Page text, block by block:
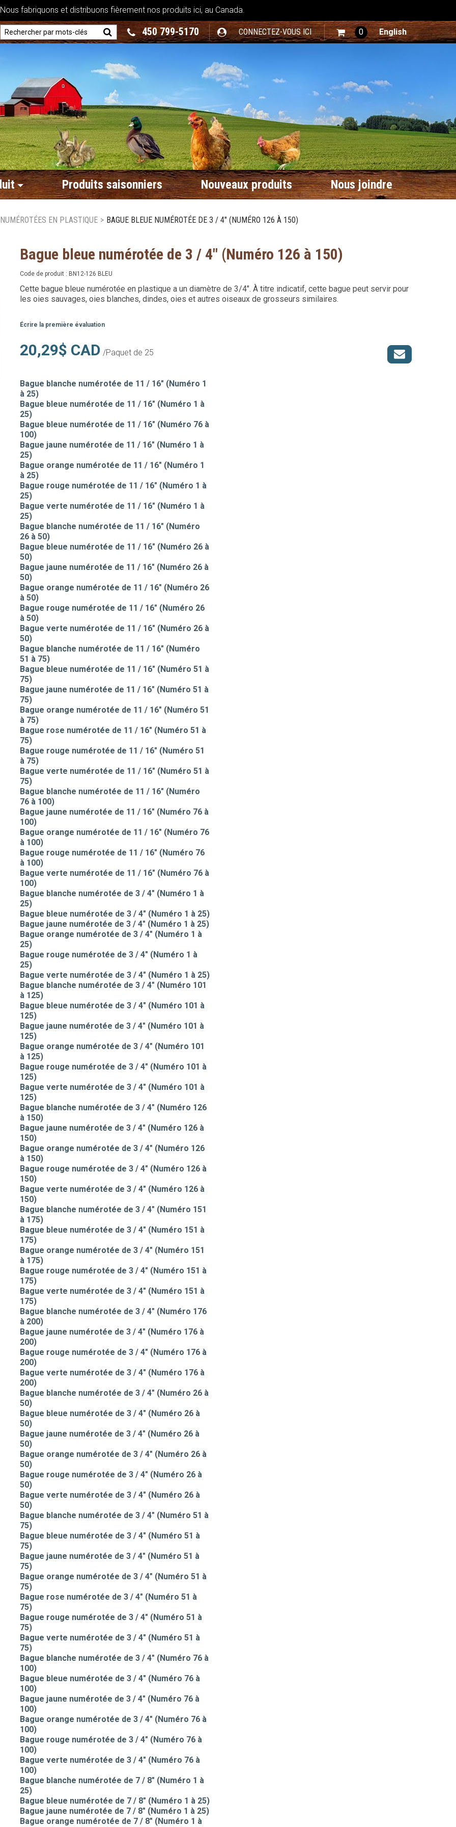
Nous fabriquons et distribuons fièrement nos produits ici, au Canada.
450 799-5170 CONNECTEZ-VOUS ICI 0 English
Produits saisonniers Nouveaux produits Nous joindre
EN PLASTIQUE > BAGUE BLEUE NUMÉROTÉE DE 3 / 4" (NUMÉRO 126 À 150)
Bague bleue numérotée de 3 / 4" (Numéro 126 à 150)
Code de produit : BN12-126 BLEU
Cette bague bleue numérotée en plastique a un diamètre de 3/4". À titre indicatif, cette bague peut servir pour
les oies sauvages, oies blanches, dindes, oies et autres oiseaux de grosseurs similaires.
Écrire la première évaluation
20,29$ CAD /Paquet de 25
Bague blanche numérotée de 11 / 16" (Numéro 1
à 25)
Bague bleue numérotée de 11 / 16" (Numéro 1 à
25)
Bague bleue numérotée de 11 / 16" (Numéro 76 à
100)
Bague jaune numérotée de 11 / 16" (Numéro 1 à
25)
Bague orange numérotée de 11 / 16" (Numéro 1
à 25)
Bague rouge numérotée de 11 / 16" (Numéro 1 à
25)
Bague verte numérotée de 11 / 16" (Numéro 1 à
25)
Bague blanche numérotée de 11 / 16" (Numéro
26 à 50)
Bague bleue numérotée de 11 / 16" (Numéro 26 à
50)
Bague jaune numérotée de 11 / 16" (Numéro 26 à
50)
Bague orange numérotée de 11 / 16" (Numéro 26
à 50)
Bague rouge numérotée de 11 / 16" (Numéro 26
à 50)
Bague verte numérotée de 11 / 16" (Numéro 26 à
50)
Bague blanche numérotée de 11 / 16" (Numéro
51 à 75)
Bague bleue numérotée de 11 / 16" (Numéro 51 à
75)
Bague jaune numérotée de 11 / 16" (Numéro 51 à
75)
Bague orange numérotée de 11 / 16" (Numéro 51
à 75)
Bague rose numérotée de 11 / 16" (Numéro 51 à
75)
Bague rouge numérotée de 11 / 16" (Numéro 51
à 75)
Bague verte numérotée de 11 / 16" (Numéro 51 à
75)
Bague blanche numérotée de 11 / 16" (Numéro
76 à 100)
Bague jaune numérotée de 11 / 16" (Numéro 76 à
100)
Bague orange numérotée de 11 / 16" (Numéro 76
à 100)
Bague rouge numérotée de 11 / 16" (Numéro 76
à 100)
Bague verte numérotée de 11 / 16" (Numéro 76 à
100)
Bague blanche numérotée de 3 / 4" (Numéro 1 à
25)
Bague bleue numérotée de 3 / 4" (Numéro 1 à 25)
Bague jaune numérotée de 3 / 4" (Numéro 1 à 25)
Bague orange numérotée de 3 / 4" (Numéro 1 à
25)
Bague rouge numérotée de 3 / 4" (Numéro 1 à
25)
Bague verte numérotée de 3 / 4" (Numéro 1 à 25)
Bague blanche numérotée de 3 / 4" (Numéro 101
à 125)
Bague bleue numérotée de 3 / 4" (Numéro 101 à
125)
Bague jaune numérotée de 3 / 4" (Numéro 101 à
125)
Bague orange numérotée de 3 / 4" (Numéro 101
à 125)
Bague rouge numérotée de 3 / 4" (Numéro 101 à
125)
Bague verte numérotée de 3 / 4" (Numéro 101 à
125)
Bague blanche numérotée de 3 / 4" (Numéro 126
à 150)
Bague jaune numérotée de 3 / 4" (Numéro 126 à
150)
Bague orange numérotée de 3 / 4" (Numéro 126
à 150)
Bague rouge numérotée de 3 / 4" (Numéro 126 à
150)
Bague verte numérotée de 3 / 4" (Numéro 126 à
150)
Bague blanche numérotée de 3 / 4" (Numéro 151
à 175)
Bague bleue numérotée de 3 / 4" (Numéro 151 à
175)
Bague orange numérotée de 3 / 4" (Numéro 151
à 175)
Bague rouge numérotée de 3 / 4" (Numéro 151 à
175)
Bague verte numérotée de 3 / 4" (Numéro 151 à
175)
Bague blanche numérotée de 3 / 4" (Numéro 176
à 200)
Bague jaune numérotée de 3 / 4" (Numéro 176 à
200)
Bague rouge numérotée de 3 / 4" (Numéro 176 à
200)
Bague verte numérotée de 3 / 4" (Numéro 176 à
200)
Bague blanche numérotée de 3 / 4" (Numéro 26 à
50)
Bague bleue numérotée de 3 / 4" (Numéro 26 à
50)
Bague jaune numérotée de 3 / 4" (Numéro 26 à
50)
Bague orange numérotée de 3 / 4" (Numéro 26 à
50)
Bague rouge numérotée de 3 / 4" (Numéro 26 à
50)
Bague verte numérotée de 3 / 4" (Numéro 26 à
50)
Bague blanche numérotée de 3 / 4" (Numéro 51 à
75)
Bague bleue numérotée de 3 / 4" (Numéro 51 à
75)
Bague jaune numérotée de 3 / 4" (Numéro 51 à
75)
Bague orange numérotée de 3 / 4" (Numéro 51 à
75)
Bague rose numérotée de 3 / 4" (Numéro 51 à
75)
Bague rouge numérotée de 3 / 4" (Numéro 51 à
75)
Bague verte numérotée de 3 / 4" (Numéro 51 à
75)
Bague blanche numérotée de 3 / 4" (Numéro 76 à
100)
Bague bleue numérotée de 3 / 4" (Numéro 76 à
100)
Bague jaune numérotée de 3 / 4" (Numéro 76 à
100)
Bague orange numérotée de 3 / 4" (Numéro 76 à
100)
Bague rouge numérotée de 3 / 4" (Numéro 76 à
100)
Bague verte numérotée de 3 / 4" (Numéro 76 à
100)
Bague blanche numérotée de 7 / 8" (Numéro 1 à
25)
Bague bleue numérotée de 7 / 8" (Numéro 1 à 25)
Bague jaune numérotée de 7 / 8" (Numéro 1 à 25)
Bague orange numérotée de 7 / 8" (Numéro 1 à